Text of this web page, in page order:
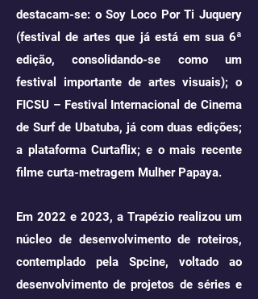
destacam-se: o Soy Loco Por Ti Juquery
(festival de artes que já está em sua 6ª
edição, consolidando-se como um
festival importante de artes visuais); o
FICSU – Festival Internacional de Cinema
de Surf de Ubatuba, já com duas edições;
a plataforma Curtaflix; e o mais recente
filme curta-metragem Mulher Papaya.
Em 2022 e 2023, a Trapézio realizou um
núcleo de desenvolvimento de roteiros,
contemplado pela Spcine, voltado ao
desenvolvimento de projetos de séries e